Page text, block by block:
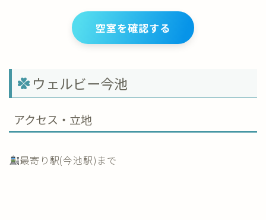
空室を確認する
ウェルビー今池
アクセス・立地
最寄り駅(今池駅)まで